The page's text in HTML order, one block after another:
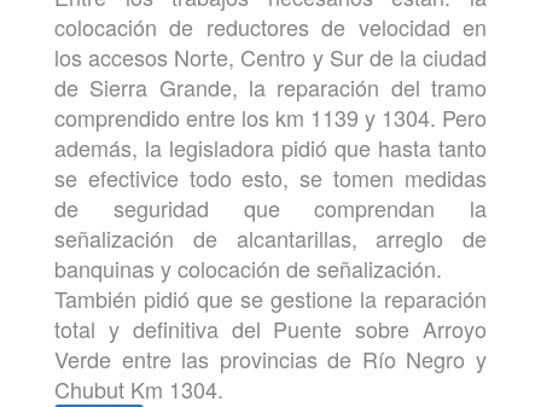
colocación de reductores de velocidad en
los accesos Norte, Centro y Sur de la ciudad
de Sierra Grande, la reparación del tramo
comprendido entre los km 1139 y 1304. Pero
además, la legisladora pidió que hasta tanto
se efectivice todo esto, se tomen medidas
de seguridad que comprendan la
señalización de alcantarillas, arreglo de
banquinas y colocación de señalización.
También pidió que se gestione la reparación
total y definitiva del Puente sobre Arroyo
Verde entre las provincias de Río Negro y
Chubut Km 1304.